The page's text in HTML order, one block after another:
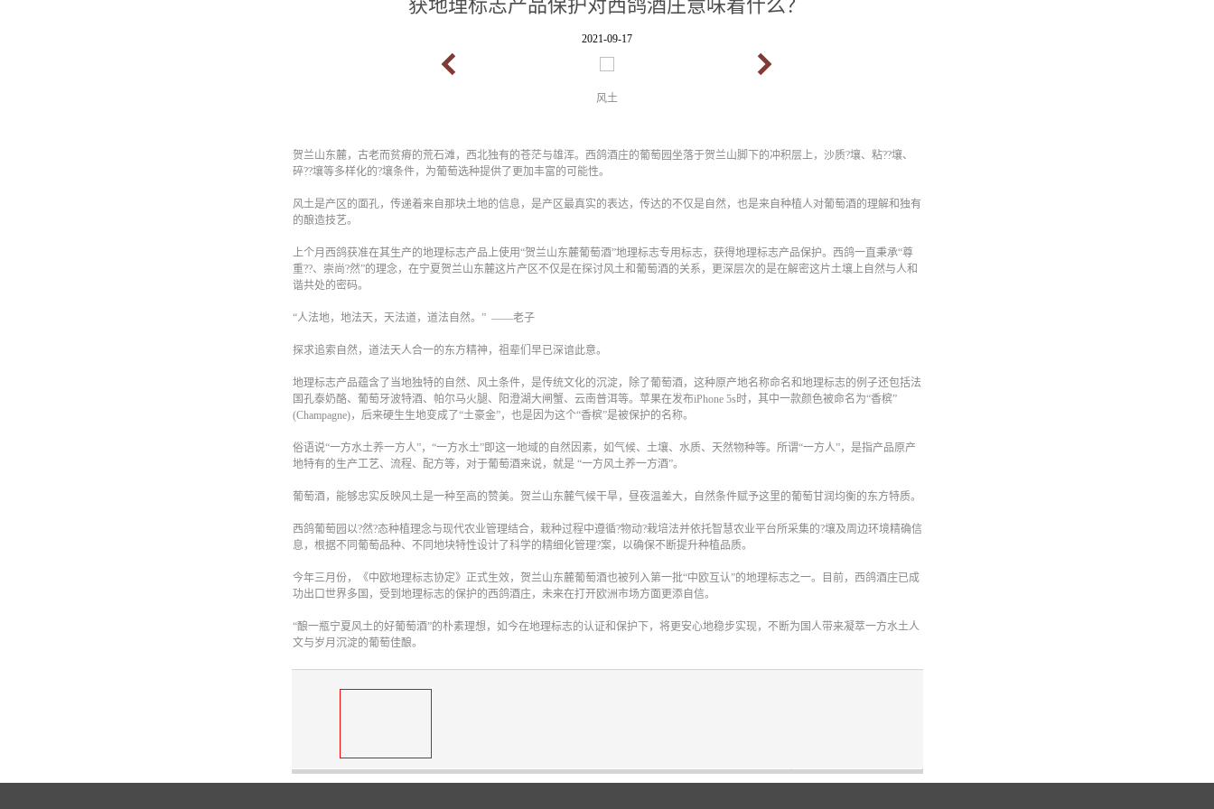
获地理标志产品保护对西鸽酒庄意味着什么？
2021-09-17
风土
贺兰山东麓，古老而贫瘠的荒石滩，西北独有的苍茫与雄浑。西鸽酒庄的葡萄园坐落于贺兰山脚下的冲积层上，沙质?壤、粘??壤、
碎??壤等多样化的?壤条件，为葡萄选种提供了更加丰富的可能性。
风土是产区的面孔，传递着来自那块土地的信息，是产区最真实的表达，传达的不仅是自然，也是来自种植人对葡萄酒的理解和独有
的酿造技艺。
上个月西鸽获准在其生产的地理标志产品上使用“贺兰山东麓葡萄酒”地理标志专用标志，获得地理标志产品保护。西鸽一直秉承“尊
重??、崇尚?然”的理念，在宁夏贺兰山东麓这片产区不仅是在探讨风土和葡萄酒的关系，更深层次的是在解密这片土壤上自然与人和
谐共处的密码。
“人法地，地法天，天法道，道法自然。” ——老子
探求追索自然，道法天人合一的东方精神，祖辈们早已深谙此意。
地理标志产品蕴含了当地独特的自然、风土条件，是传统文化的沉淀，除了葡萄酒，这种原产地名称命名和地理标志的例子还包括法
国孔泰奶酪、葡萄牙波特酒、帕尔马火腿、阳澄湖大闸蟹、云南普洱等。苹果在发布iPhone 5s时，其中一款颜色被命名为“香槟”
(Champagne)，后来硬生生地变成了“土豪金”，也是因为这个“香槟”是被保护的名称。
俗语说“一方水土养一方人”，“一方水土”即这一地域的自然因素，如气候、土壤、水质、天然物种等。所谓“一方人”，是指产品原产
地特有的生产工艺、流程、配方等，对于葡萄酒来说，就是 “一方风土养一方酒”。
葡萄酒，能够忠实反映风土是一种至高的赞美。贺兰山东麓气候干旱，昼夜温差大，自然条件赋予这里的葡萄甘润均衡的东方特质。
西鸽葡萄园以?然?态种植理念与现代农业管理结合，栽种过程中遵循?物动?栽培法并依托智慧农业平台所采集的?壤及周边环境精确信
息，根据不同葡萄品种、不同地块特性设计了科学的精细化管理?案，以确保不断提升种植品质。
今年三月份，《中欧地理标志协定》正式生效，贺兰山东麓葡萄酒也被列入第一批“中欧互认”的地理标志之一。目前，西鸽酒庄已成
功出口世界多国，受到地理标志的保护的西鸽酒庄，未来在打开欧洲市场方面更添自信。
“酿一瓶宁夏风土的好葡萄酒”的朴素理想，如今在地理标志的认证和保护下，将更安心地稳步实现，不断为国人带来凝萃一方水土人
文与岁月沉淀的葡萄佳酿。